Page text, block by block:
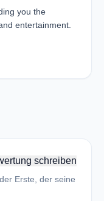
you the
entertainment.
schreiben
Erste, der seine